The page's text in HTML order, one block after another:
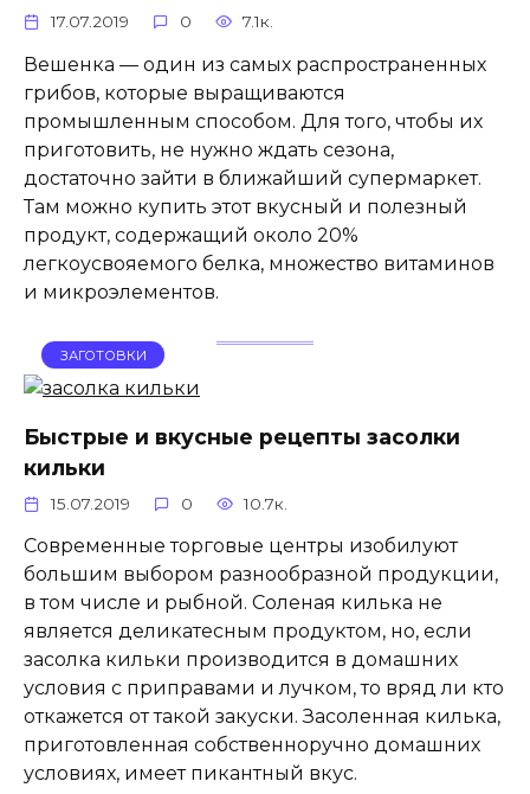
17.07.2019 0 7.1к.
Вешенка — один из самых распространенных
грибов, которые выращиваются
промышленным способом. Для того, чтобы их
приготовить, не нужно ждать сезона,
достаточно зайти в ближайший супермаркет.
Там можно купить этот вкусный и полезный
продукт, содержащий около 20%
легкоусвояемого белка, множество витаминов
и микроэлементов.
ЗАГОТОВКИ
Быстрые и вкусные рецепты засолки
кильки
15.07.2019 0 10.7к.
Современные торговые центры изобилуют
большим выбором разнообразной продукции,
в том числе и рыбной. Соленая килька не
является деликатесным продуктом, но, если
засолка кильки производится в домашних
условия с приправами и лучком, то вряд ли кто
откажется от такой закуски. Засоленная килька,
приготовленная собственноручно домашних
условиях, имеет пикантный вкус.